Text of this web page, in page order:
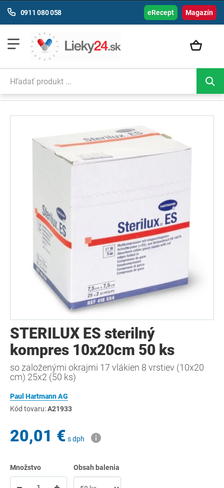
Magazín
0911 080 058 eRecept
STERILUX ES sterilný
kompres 10x20cm 50 ks
so založenými okrajmi 17 vlákien 8 vrstiev (10x20
cm) 25x2 (50 ks)
Paul Hartmann AG
Kód tovaru:A21933
20,01 € s dph
Množstvo Obsah balenia